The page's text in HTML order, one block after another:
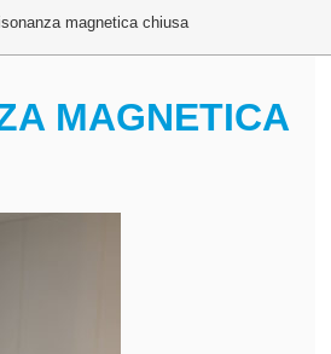
magnetica chiusa
MAGNETICA